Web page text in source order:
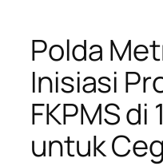
Polda
Inisiasi
FKPMS di
untuk